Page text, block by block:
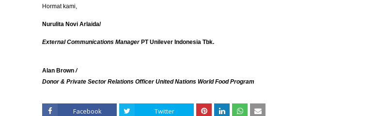
Hormat kami,
Nurulita Novi Arlaida/
External Communications Manager PT Unilever Indonesia Tbk.
Alan Brown/
Donor & Private Sector Relations Officer United Nations World Food Program
Facebook Twitter